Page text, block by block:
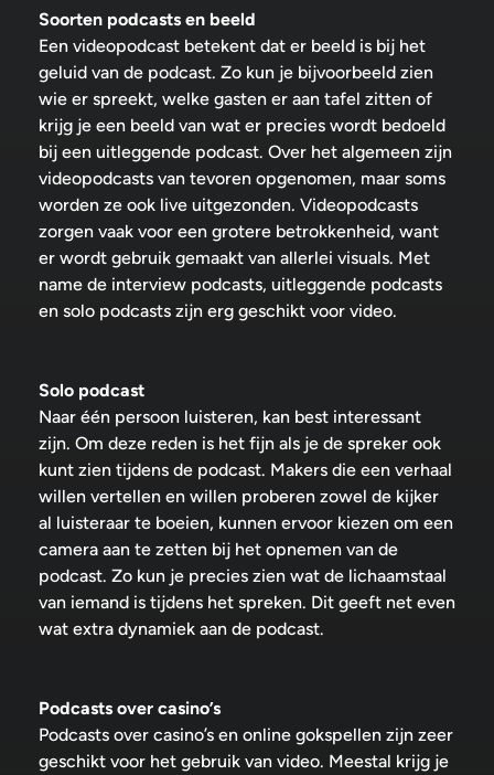
Soorten podcasts en beeld
Een videopodcast betekent dat er beeld is bij het
geluid van de podcast. Zo kun je bijvoorbeeld zien
wie er spreekt, welke gasten er aan tafel zitten of
krijg je een beeld van wat er precies wordt bedoeld
bij een uitleggende podcast. Over het algemeen zijn
videopodcasts van tevoren opgenomen, maar soms
worden ze ook live uitgezonden. Videopodcasts
zorgen vaak voor een grotere betrokkenheid, want
er wordt gebruik gemaakt van allerlei visuals. Met
name de interview podcasts, uitleggende podcasts
en solo podcasts zijn erg geschikt voor video.
Solo podcast
Naar één persoon luisteren, kan best interessant
zijn. Om deze reden is het fijn als je de spreker ook
kunt zien tijdens de podcast. Makers die een verhaal
willen vertellen en willen proberen zowel de kijker
al luisteraar te boeien, kunnen ervoor kiezen om een
camera aan te zetten bij het opnemen van de
podcast. Zo kun je precies zien wat de lichaamstaal
van iemand is tijdens het spreken. Dit geeft net even
wat extra dynamiek aan de podcast.
Podcasts over casino’s
Podcasts over casino’s en online gokspellen zijn zeer
geschikt voor het gebruik van video. Meestal krijg je